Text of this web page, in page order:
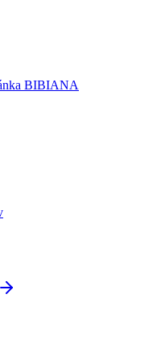
BIBIANA